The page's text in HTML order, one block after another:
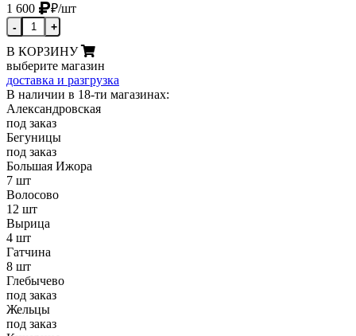
1 600
₽/шт
- +
В КОРЗИНУ
выберите магазин
доставка и разгрузка
В наличии в 18-ти магазинах:
Александровская
под заказ
Бегуницы
под заказ
Большая Ижора
7 шт
Волосово
12 шт
Вырица
4 шт
Гатчина
8 шт
Глебычево
под заказ
Жельцы
под заказ